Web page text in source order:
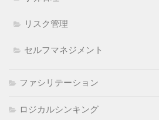
リスク管理
セルフマネジメント
ファシリテーション
ロジカルシンキング